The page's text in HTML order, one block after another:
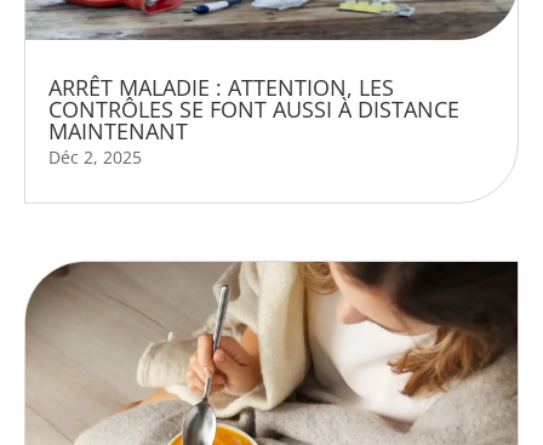
ARRÊT MALADIE : ATTENTION, LES
CONTRÔLES SE FONT AUSSI À DISTANCE
MAINTENANT
Déc 2, 2025